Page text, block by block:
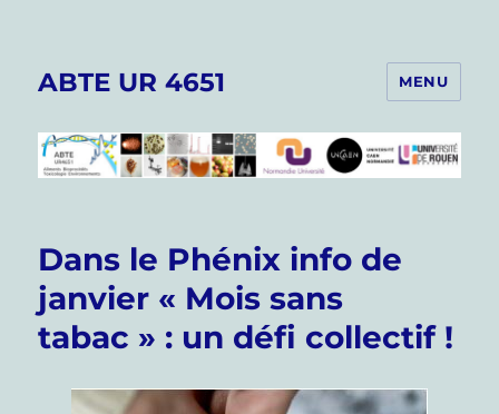
ABTE UR 4651 MENU
Dans le Phénix info de
janvier « Mois sans
tabac » : un défi collectif !